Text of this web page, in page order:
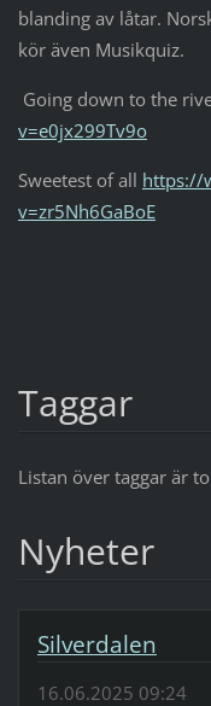
blanding av låtar.
kör även Musikquiz.
Going down to the
v=e0jx299Tv9o
Sweetest of all https://
v=zr5Nh6GaBoE
Taggar
Listan över taggar är
Nyheter
Silverdalen
16.06.2025 09:24